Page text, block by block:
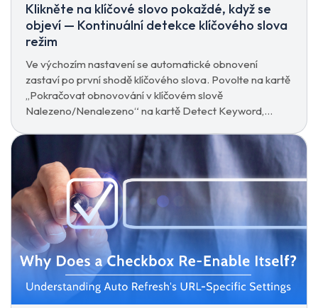
Klikněte na klíčové slovo pokaždé, když se
objeví — Kontinuální detekce klíčového slova
režim
Ve výchozím nastavení se automatické obnovení
zastaví po první shodě klíčového slova. Povolte na kartě
„Pokračovat obnovování v klíčovém slově
Nalezeno/Nenalezeno“ na kartě Detect Keyword,